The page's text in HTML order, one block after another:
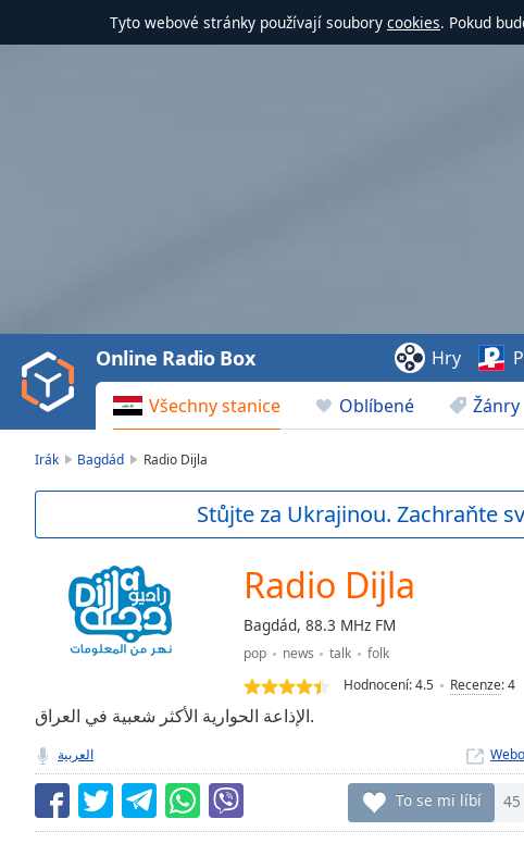
Tyto webové stránky používají soubory cookies. Pokud
Video
Play
Backward
Skip
Current
Seek to
live,
currently
behind
LIVE
Remaining
Time-
Všechny stanice Oblíbené Žánry
Online Radio Box Hry
Irák Bagdád Radio Dijla
Stůjte za Ukrajinou. Zachraňte
Radio Dijla
Bagdád, 88.3 MHz FM
pop news talk
folk
Hodnocení:4.5 Recenze:4
الإذاعة الحوارية الأكثر شعبية في العراق.
العربية
To se mi líbí 45